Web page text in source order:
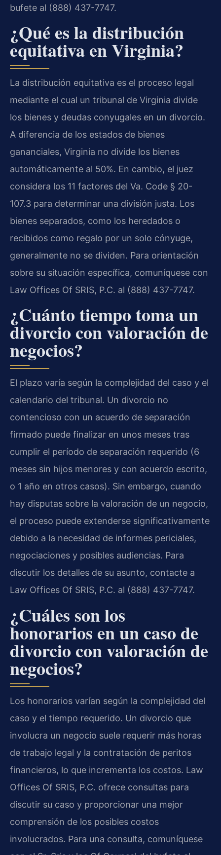
bufete al (888) 437-7747.
¿Qué es la distribución
equitativa en Virginia?
La distribución equitativa es el proceso legal
mediante el cual un tribunal de Virginia divide
los bienes y deudas conyugales en un divorcio.
A diferencia de los estados de bienes
gananciales, Virginia no divide los bienes
automáticamente al 50%. En cambio, el juez
considera los 11 factores del Va. Code § 20-
107.3 para determinar una división justa. Los
bienes separados, como los heredados o
recibidos como regalo por un solo cónyuge,
generalmente no se dividen. Para orientación
sobre su situación específica, comuníquese con
Law Offices Of SRIS, P.C. al (888) 437-7747.
¿Cuánto tiempo toma un
divorcio con valoración de
negocios?
El plazo varía según la complejidad del caso y el
calendario del tribunal. Un divorcio no
contencioso con un acuerdo de separación
firmado puede finalizar en unos meses tras
cumplir el período de separación requerido (6
meses sin hijos menores y con acuerdo escrito,
o 1 año en otros casos). Sin embargo, cuando
hay disputas sobre la valoración de un negocio,
el proceso puede extenderse significativamente
debido a la necesidad de informes periciales,
negociaciones y posibles audiencias. Para
discutir los detalles de su asunto, contacte a
Law Offices Of SRIS, P.C. al (888) 437-7747.
¿Cuáles son los
honorarios en un caso de
divorcio con valoración de
negocios?
Los honorarios varían según la complejidad del
caso y el tiempo requerido. Un divorcio que
involucra un negocio suele requerir más horas
de trabajo legal y la contratación de peritos
financieros, lo que incrementa los costos. Law
Offices Of SRIS, P.C. ofrece consultas para
discutir su caso y proporcionar una mejor
comprensión de los posibles costos
involucrados. Para una consulta, comuníquese